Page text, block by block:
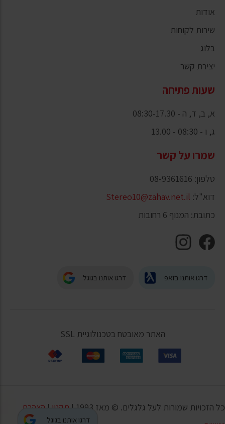
אודות
שירות לקוחות
בלוג
יצירת קשר
שעות פתיחה
א, ב, ד, ה - 08:30-17.30
ג, ו - 08:30 - 13.00
שמרו על קשר
טלפון: 08-9361616
דוא"ל: Stereo10@zahav.net.il
כתובת: המנוף 6 רחובות
דרגו אותנו בזאפ דרגו אותנו בגוגל
דרגו אותנו בגוגל
האתר מאובטח בטכנולוגיית SSL
כל הזכויות שמורות לעל גלגלים. © מאז 1993 | תקנון | הצהרת